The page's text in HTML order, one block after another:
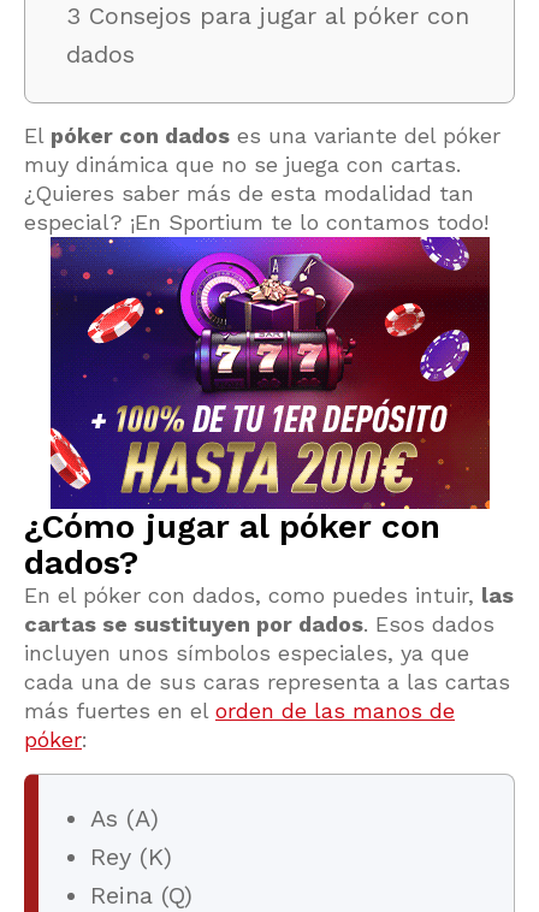
El póker con dados es una variante del póker
muy dinámica que no se juega con cartas.
¿Quieres saber más de esta modalidad tan
especial? ¡En Sportium te lo contamos todo!
3 Consejos para jugar al póker con
dados
¿Cómo jugar al póker con
dados?
En el póker con dados, como puedes intuir, las
cartas se sustituyen por dados. Esos dados
incluyen unos símbolos especiales, ya que
cada una de sus caras representa a las cartas
más fuertes en el orden de las manos de
póker:
As (A)
Rey (K)
Reina (Q)